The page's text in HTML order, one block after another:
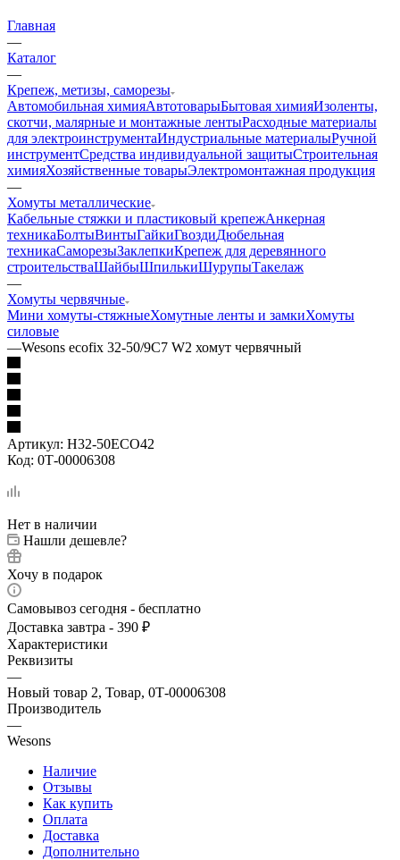
Главная
—
Каталог
—
Крепеж, метизы, саморезы
Автомобильная химияАвтотоварыБытовая химияИзоленты,
скотчи, малярные и монтажные лентыРасходные материалы
для электроинструментаИндустриальные материалыРучной
инструментСредства индивидуальной защитыСтроительная
химияХозяйственные товарыЭлектромонтажная продукция
—
Хомуты металлические
Кабельные стяжки и пластиковый крепежАнкерная
техникаБолтыВинтыГайкиГвоздиДюбельная
техникаСаморезыЗаклепкиКрепеж для деревянного
строительстваШайбыШпилькиШурупыТакелаж
—
Хомуты червячные
Мини хомуты-стяжныеХомутные ленты и замкиХомуты
силовые
—Wesons ecofix 32-50/9C7 W2 хомут червячный
Артикул: H32-50ECO42
Код: 0Т-00006308
Нет в наличии
Нашли дешевле?
Хочу в подарок
Самовывоз сегодня - бесплатно
Доставка завтра - 390 ₽
Характеристики
Реквизиты
—
Новый товар 2, Товар, 0Т-00006308
Производитель
—
Wesons
Наличие
Отзывы
Как купить
Оплата
Доставка
Дополнительно